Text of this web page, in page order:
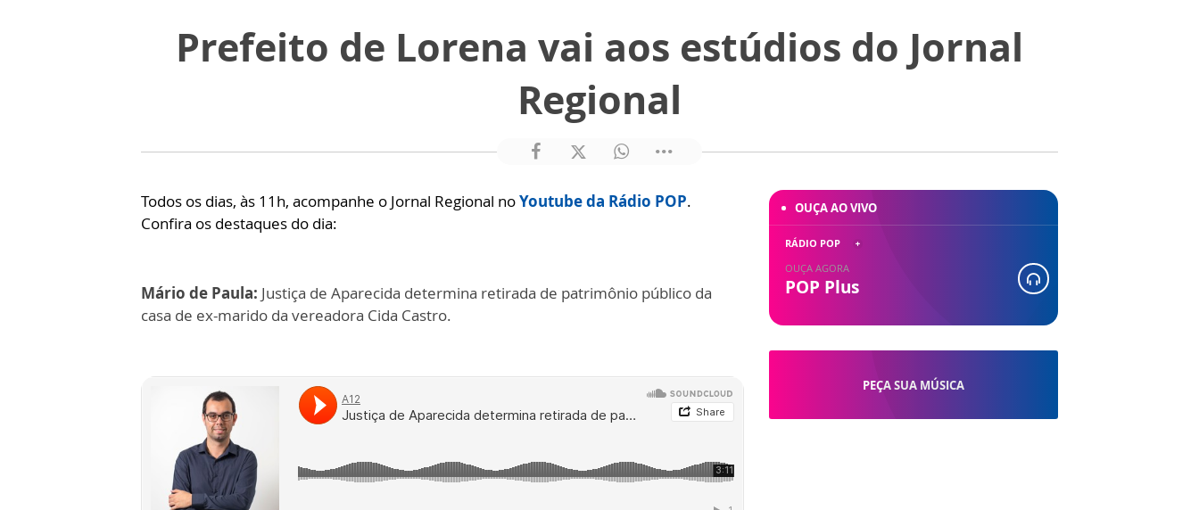
Prefeito de Lorena vai aos estúdios do Jornal
Regional
Todos os dias, às 11h, acompanhe o Jornal Regional noYoutube da Rádio POP.
Confira os destaques do dia:
Mário de Paula: Justiça de Aparecida determina retirada de patrimônio público da
casa de ex-marido da vereadora Cida Castro.
PEÇA SUA MÚSICA
OUÇA AO VIVO
RÁDIO POP
OUÇA AGORA
POP Plus